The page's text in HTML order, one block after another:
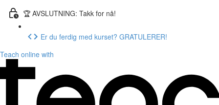
🏆 AVSLUTNING: Takk for nå!
Er du ferdig med kurset? GRATULERER!
Teach online with